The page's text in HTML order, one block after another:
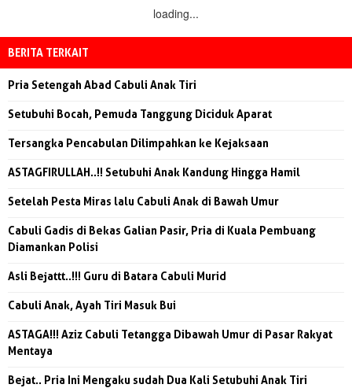
loading...
BERITA TERKAIT
Pria Setengah Abad Cabuli Anak Tiri
Setubuhi Bocah, Pemuda Tanggung Diciduk Aparat
Tersangka Pencabulan Dilimpahkan ke Kejaksaan
ASTAGFIRULLAH..!! Setubuhi Anak Kandung Hingga Hamil
Setelah Pesta Miras lalu Cabuli Anak di Bawah Umur
Cabuli Gadis di Bekas Galian Pasir, Pria di Kuala Pembuang
Diamankan Polisi
Asli Bejattt..!!! Guru di Batara Cabuli Murid
Cabuli Anak, Ayah Tiri Masuk Bui
ASTAGA!!! Aziz Cabuli Tetangga Dibawah Umur di Pasar Rakyat
Mentaya
Bejat.. Pria Ini Mengaku sudah Dua Kali Setubuhi Anak Tiri